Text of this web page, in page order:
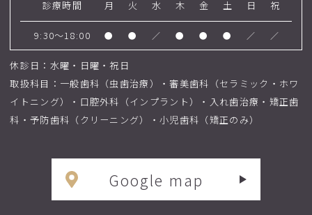
診療時間 月 火 水 木 金 土 日 祝
9:30～18:00 ● ● ／ ● ● ● ／ ／
休診日：水曜・日曜・祝日
取扱科目：一般歯科（虫歯治療）・審美歯科（セラミック・ホワ
イトニング）・口腔外科（インプラント）・入れ歯治療・矯正歯
科・予防歯科（クリーニング）・小児歯科（矯正のみ）
Google map